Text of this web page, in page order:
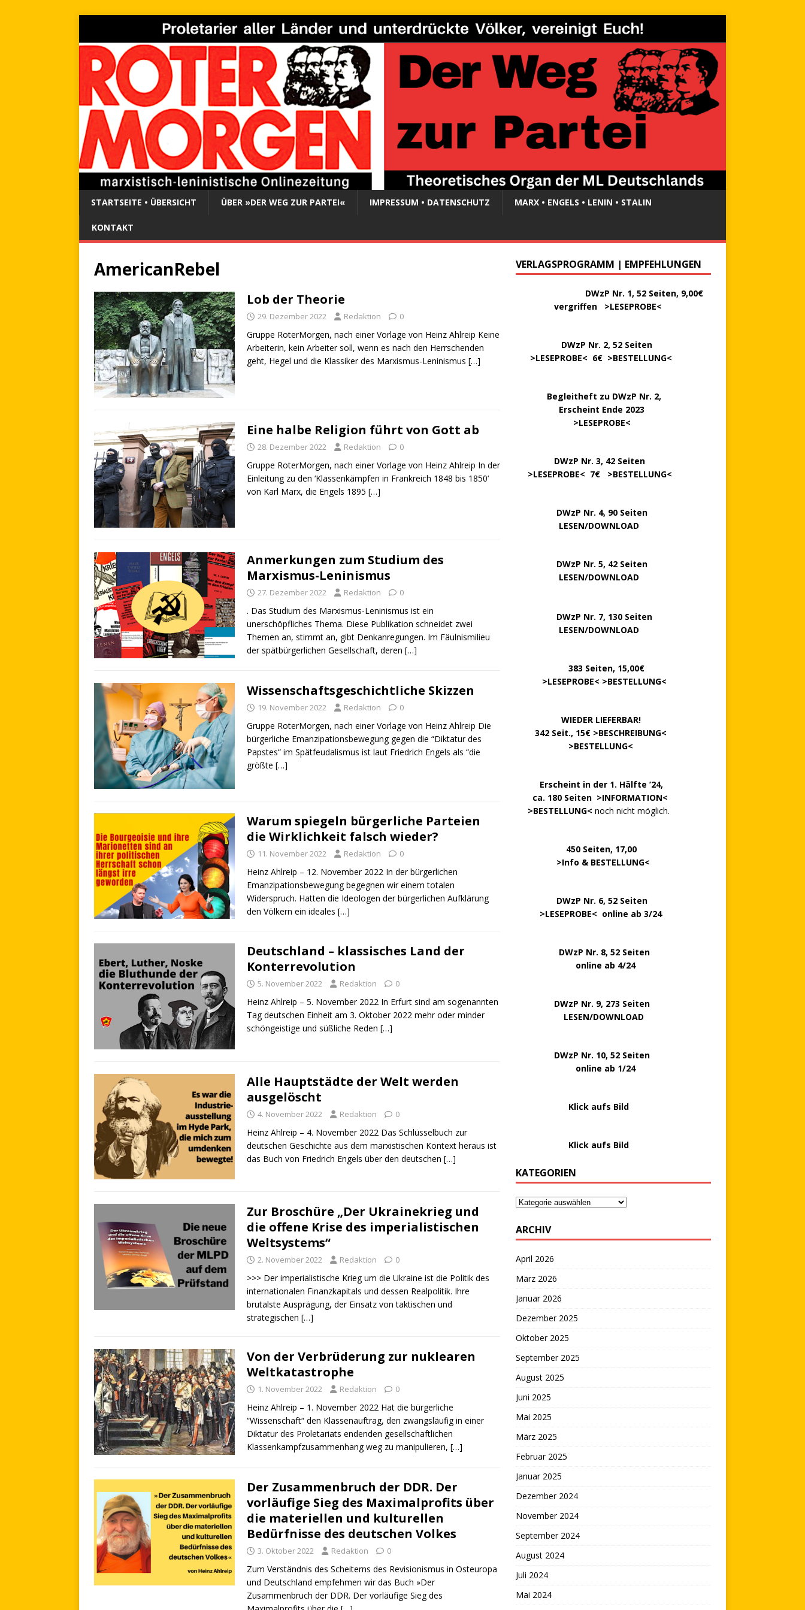
STARTSEITE • ÜBERSICHT ÜBER »DER WEG ZUR PARTEI« IMPRESSUM • DATENSCHUTZ MARX • ENGELS • LENIN • STALIN
KONTAKT
AmericanRebel
Lob der Theorie
29. Dezember 2022 Redaktion 0
Gruppe RoterMorgen, nach einer Vorlage von Heinz Ahlreip Keine
Arbeiterin, kein Arbeiter soll, wenn es nach den Herrschenden
geht, Hegel und die Klassiker des Marxismus-Leninismus […]
Eine halbe Religion führt von Gott ab
28. Dezember 2022 Redaktion 0
Gruppe RoterMorgen, nach einer Vorlage von Heinz Ahlreip In der
Einleitung zu den ‘Klassenkämpfen in Frankreich 1848 bis 1850‘
von Karl Marx, die Engels 1895 […]
Anmerkungen zum Studium des
Marxismus-Leninismus
27. Dezember 2022 Redaktion 0
. Das Studium des Marxismus-Leninismus ist ein
unerschöpfliches Thema. Diese Publikation schneidet zwei
Themen an, stimmt an, gibt Denkanregungen. Im Fäulnismilieu
der spätbürgerlichen Gesellschaft, deren […]
Wissenschaftsgeschichtliche Skizzen
19. November 2022 Redaktion 0
Gruppe RoterMorgen, nach einer Vorlage von Heinz Ahlreip Die
bürgerliche Emanzipationsbewegung gegen die “Diktatur des
Papstes“ im Spätfeudalismus ist laut Friedrich Engels als “die
größte […]
Warum spiegeln bürgerliche Parteien
die Wirklichkeit falsch wieder?
11. November 2022 Redaktion 0
Heinz Ahlreip – 12. November 2022 In der bürgerlichen
Emanzipationsbewegung begegnen wir einem totalen
Widerspruch. Hatten die Ideologen der bürgerlichen Aufklärung
den Völkern ein ideales […]
Deutschland – klassisches Land der
Konterrevolution
5. November 2022 Redaktion 0
Heinz Ahlreip – 5. November 2022 In Erfurt sind am sogenannten
Tag deutschen Einheit am 3. Oktober 2022 mehr oder minder
schöngeistige und süßliche Reden […]
Alle Hauptstädte der Welt werden
ausgelöscht
4. November 2022 Redaktion 0
Heinz Ahlreip – 4. November 2022 Das Schlüsselbuch zur
deutschen Geschichte aus dem marxistischen Kontext heraus ist
das Buch von Friedrich Engels über den deutschen […]
Zur Broschüre „Der Ukrainekrieg und
die offene Krise des imperialistischen
Weltsystems“
2. November 2022 Redaktion 0
>>> Der imperialistische Krieg um die Ukraine ist die Politik des
internationalen Finanzkapitals und dessen Realpolitik. Ihre
brutalste Ausprägung, der Einsatz von taktischen und
strategischen […]
Von der Verbrüderung zur nuklearen
Weltkatastrophe
1. November 2022 Redaktion 0
Heinz Ahlreip – 1. November 2022 Hat die bürgerliche
“Wissenschaft“ den Klassenauftrag, den zwangsläufig in einer
Diktatur des Proletariats endenden gesellschaftlichen
Klassenkampfzusammenhang weg zu manipulieren, […]
Der Zusammenbruch der DDR. Der
vorläufige Sieg des Maximalprofits über
die materiellen und kulturellen
Bedürfnisse des deutschen Volkes
3. Oktober 2022 Redaktion 0
Zum Verständnis des Scheiterns des Revisionismus in Osteuropa
und Deutschland empfehmen wir das Buch »Der
Zusammenbruch der DDR. Der vorläufige Sieg des
VERLAGSPROGRAMM | EMPFEHLUNGEN
DWzP Nr. 1, 52 Seiten, 9,00€
vergriffen >LESEPROBE<
DWzP Nr. 2, 52 Seiten
>LESEPROBE< 6€ >BESTELLUNG<
Begleitheft zu DWzP Nr. 2,
Erscheint Ende 2023
>LESEPROBE<
DWzP Nr. 3, 42 Seiten
>LESEPROBE< 7€ >BESTELLUNG<
DWzP Nr. 4, 90 Seiten
LESEN/DOWNLOAD
DWzP Nr. 5, 42 Seiten
LESEN/DOWNLOAD
DWzP Nr. 7, 130 Seiten
LESEN/DOWNLOAD
383 Seiten, 15,00€
>LESEPROBE< >BESTELLUNG<
WIEDER LIEFERBAR!
342 Seit., 15€ >BESCHREIBUNG<
>BESTELLUNG<
Erscheint in der 1. Hälfte ’24,
ca. 180 Seiten >INFORMATION<
>BESTELLUNG< noch nicht möglich.
450 Seiten, 17,00
>Info & BESTELLUNG<
DWzP Nr. 6, 52 Seiten
>LESEPROBE< online ab 3/24
DWzP Nr. 8, 52 Seiten
online ab 4/24
DWzP Nr. 9, 273 Seiten
LESEN/DOWNLOAD
DWzP Nr. 10, 52 Seiten
online ab 1/24
Klick aufs Bild
Klick aufs Bild
KATEGORIEN
ARCHIV
April 2026
März 2026
Januar 2026
Dezember 2025
Oktober 2025
September 2025
August 2025
Juni 2025
Mai 2025
März 2025
Februar 2025
Januar 2025
Dezember 2024
November 2024
September 2024
August 2024
Juli 2024
Mai 2024